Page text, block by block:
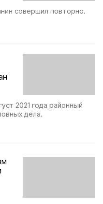
совершил повторно.
2021 года районный
дела.